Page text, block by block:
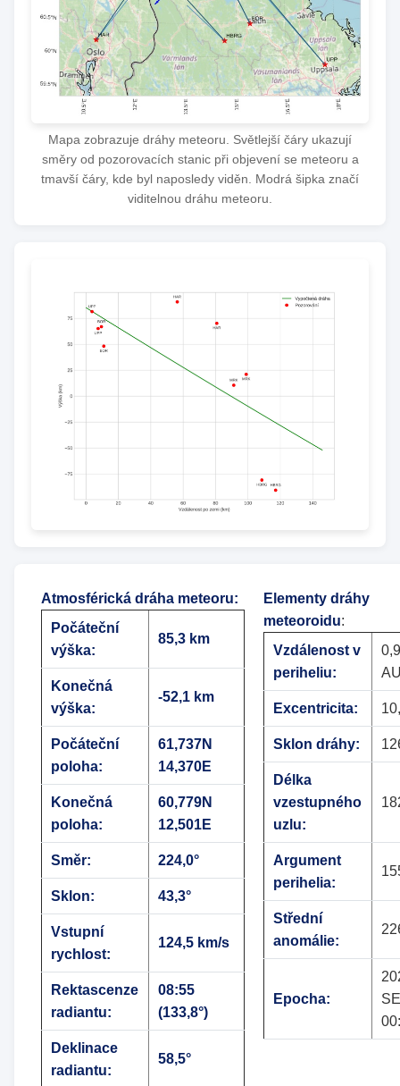
Mapa zobrazuje dráhy meteoru. Světlejší čáry ukazují
směry od pozorovacích stanic při objevení se meteoru a
tmavší čáry, kde byl naposledy viděn. Modrá šipka značí
viditelnou dráhu meteoru.
Atmosférická dráha meteoru:
Počáteční
výška:
85,3 km
Konečná
výška:
-52,1 km
Počáteční
poloha:
61,737N
14,370E
Konečná
poloha:
60,779N
12,501E
Směr: 224,0°
Sklon: 43,3°
Vstupní
rychlost:
124,5 km/s
Rektascenze
radiantu:
08:55
(133,8°)
Deklinace
radiantu:
58,5°
Elementy dráhy
meteoroidu:
Vzdálenost v
periheliu:
Excentricita:
Sklon dráhy:
Délka
vzestupného
uzlu:
Argument
perihelia:
Střední
anomálie:
Epocha: